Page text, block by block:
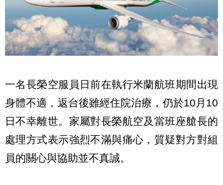
一名長榮空服員日前在執行米蘭航班期間出現
身體不適，返台後雖經住院治療，仍於10月10
日不幸離世。家屬對長榮航空及當班座艙長的
處理方式表示強烈不滿與痛心，質疑對方對組
員的關心與協助並不真誠。